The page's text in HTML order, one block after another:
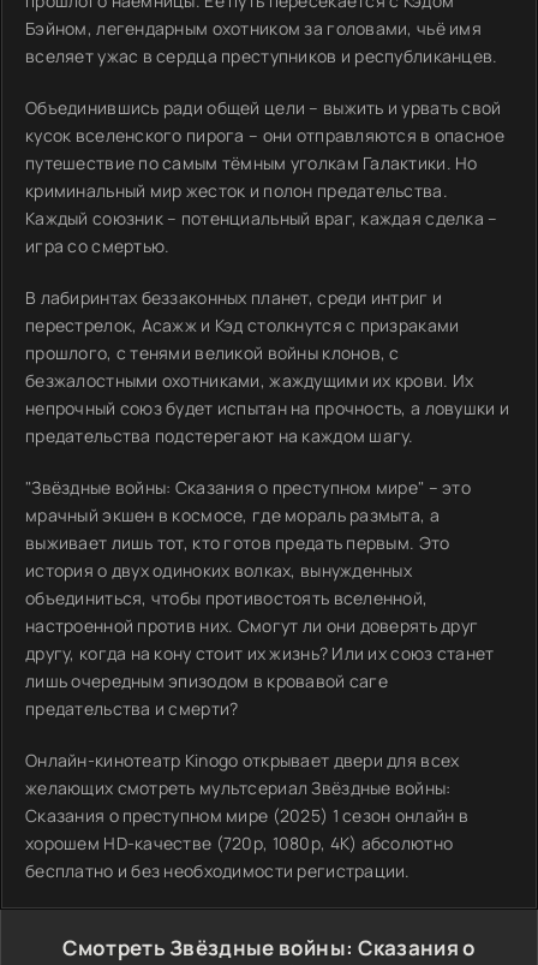
Бэйном, легендарным охотником за головами, чьё имя
вселяет ужас в сердца преступников и республиканцев.
Объединившись ради общей цели – выжить и урвать свой
кусок вселенского пирога – они отправляются в опасное
путешествие по самым тёмным уголкам Галактики. Но
криминальный мир жесток и полон предательства.
Каждый союзник – потенциальный враг, каждая сделка –
игра со смертью.
В лабиринтах беззаконных планет, среди интриг и
перестрелок, Асажж и Кэд столкнутся с призраками
прошлого, с тенями великой войны клонов, с
безжалостными охотниками, жаждущими их крови. Их
непрочный союз будет испытан на прочность, а ловушки и
предательства подстерегают на каждом шагу.
"Звёздные войны: Сказания о преступном мире" – это
мрачный экшен в космосе, где мораль размыта, а
выживает лишь тот, кто готов предать первым. Это
история о двух одиноких волках, вынужденных
объединиться, чтобы противостоять вселенной,
настроенной против них. Смогут ли они доверять друг
другу, когда на кону стоит их жизнь? Или их союз станет
лишь очередным эпизодом в кровавой саге
предательства и смерти?
Онлайн-кинотеатр Kinogo открывает двери для всех
желающих смотреть мультсериал Звёздные войны:
Сказания о преступном мире (2025) 1 сезон онлайн в
хорошем HD-качестве (720p, 1080p, 4K) абсолютно
бесплатно и без необходимости регистрации.
Смотреть Звёздные войны: Сказания о